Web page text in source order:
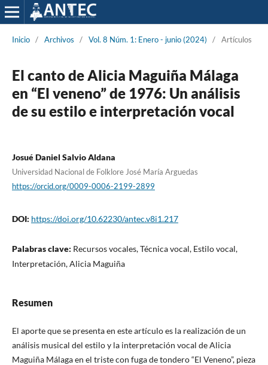
Inicio / Archivos / Vol. 8 Núm. 1: Enero - junio (2024) / Artículos
El canto de Alicia Maguiña Málaga
en “El veneno” de 1976: Un análisis
de su estilo e interpretación vocal
Josué Daniel Salvio Aldana
Universidad Nacional de Folklore José María Arguedas
https://orcid.org/0009-0006-2199-2899
DOI: https://doi.org/10.62230/antec.v8i1.217
Palabras clave: Recursos vocales, Técnica vocal, Estilo vocal,
Interpretación, Alicia Maguiña
Resumen
El aporte que se presenta en este artículo es la realización de un
análisis musical del estilo y la interpretación vocal de Alicia
Maguiña Málaga en el triste con fuga de tondero “El Veneno”, pieza